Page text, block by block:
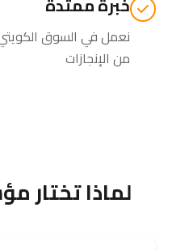
من الإنجازات
لماذا تختار